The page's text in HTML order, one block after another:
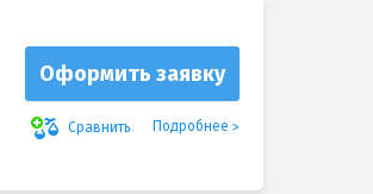
Оформить заявку
Сравнить Подробнее